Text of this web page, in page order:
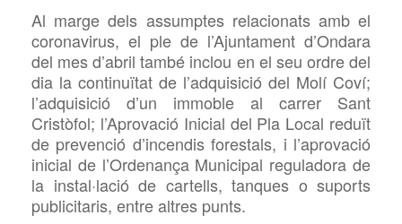
Al marge dels assumptes relacionats amb el
coronavirus, el ple de l’Ajuntament d’Ondara
del mes d’abril també inclou en el seu ordre del
dia la continuïtat de l’adquisició del Molí Coví;
l’adquisició d’un immoble al carrer Sant
Cristòfol; l’Aprovació Inicial del Pla Local reduït
de prevenció d’incendis forestals, i l’aprovació
inicial de l’Ordenança Municipal reguladora de
la instal·lació de cartells, tanques o suports
publicitaris, entre altres punts.